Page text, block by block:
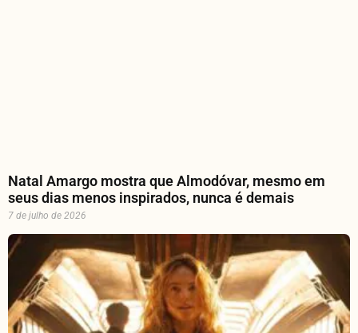
Natal Amargo mostra que Almodóvar, mesmo em
seus dias menos inspirados, nunca é demais
7 de julho de 2026